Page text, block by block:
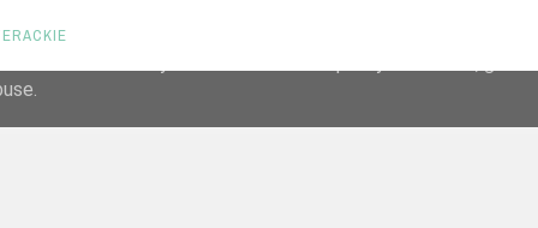
its services and to analyze traffic. Your IP address and